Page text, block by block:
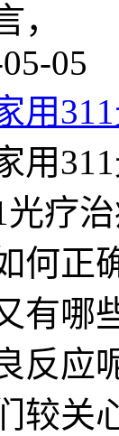
，
05
用
用
光疗
何正
有哪
反应
较关